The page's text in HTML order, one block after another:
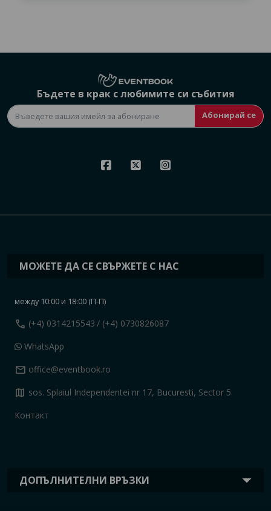
Бъдете в крак с любимите си събития
Абонирай се
ДОПЪЛНИТЕЛНИ ВРЪЗКИ
МОЖЕТЕ ДА СЕ СВЪРЖЕТЕ С НАС
между 10:00 и 18:00 (П-П)
call (+4) 0314215543 / (+4) 0730826087
WhatsApp
mail office@eventbook.ro
map sos. Splaiul Independentei nr 17, Bucuresti, Sector 5
Контакт